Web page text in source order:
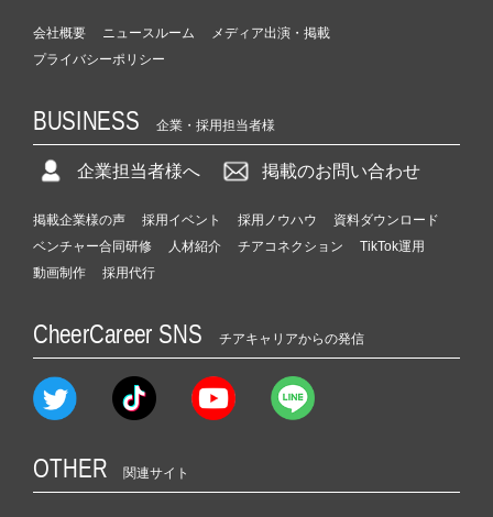
会社概要 ニュースルーム
メディア出演・掲載
プライバシーポリシー
BUSINESS 企業・採用担当者様
企業担当者様へ 掲載のお問い合わせ
掲載企業様の声 採用イベント 採用ノウハウ
資料ダウンロード
ベンチャー合同研修
人材紹介 チアコネクション
TikTok運用
動画制作
採用代行
CheerCareer SNS チアキャリアからの発信
OTHER 関連サイト